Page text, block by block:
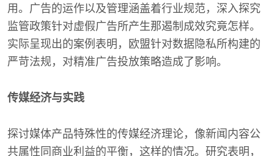
用。广告的运作以及管理涵盖着行业规范，深入探究
监管政策针对虚假广告所产生那遏制成效究竟怎样。
实际呈现出的案例表明，欧盟针对数据隐私所构建的
严苛法规，对精准广告投放策略造成了影响。
传媒经济与实践
探讨媒体产品特殊性的传媒经济理论，像新闻内容公
共属性同商业利益的平衡，这样的情况。研究表明，